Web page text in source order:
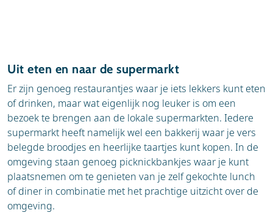
Uit eten en naar de supermarkt
Er zijn genoeg restaurantjes waar je iets lekkers kunt eten
of drinken, maar wat eigenlijk nog leuker is om een
bezoek te brengen aan de lokale supermarkten. Iedere
supermarkt heeft namelijk wel een bakkerij waar je vers
belegde broodjes en heerlijke taartjes kunt kopen. In de
omgeving staan genoeg picknickbankjes waar je kunt
plaatsnemen om te genieten van je zelf gekochte lunch
of diner in combinatie met het prachtige uitzicht over de
omgeving.